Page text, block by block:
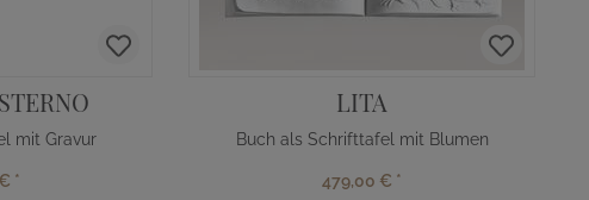
mit Gravur
*
LITA
Buch als Schrifttafel mit Blumen
479,00 € *